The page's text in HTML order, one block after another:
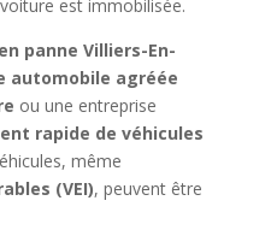
est immobilisée.
panne Villiers-En-
automobile agréée
ou une entreprise
rapide de véhicules
même
(VEI), peuvent être